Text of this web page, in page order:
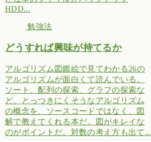
HDD...
勉強法
どうすれば興味が持てるか
アルゴリズム図鑑絵で見てわかる26の
アルゴリズムが面白くて読んでいる。
ソート、配列の探索、グラフの探索な
ど、とっつきにくそうなアルゴリズム
の概念を、ソースコードではなく、図
解で教えてくれる本だ。図がキレイな
のがポイントだ。対数の考え方も出て...